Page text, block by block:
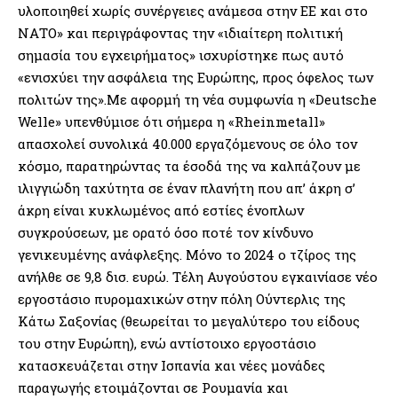
υλοποιηθεί χωρίς συνέργειες ανάμεσα στην ΕΕ και στο
ΝΑΤΟ» και περιγράφοντας την «ιδιαίτερη πολιτική
σημασία του εγχειρήματος» ισχυρίστηκε πως αυτό
«ενισχύει την ασφάλεια της Ευρώπης, προς όφελος των
πολιτών της».Με αφορμή τη νέα συμφωνία η «Deutsche
Welle» υπενθύμισε ότι σήμερα η «Rheinmetall»
απασχολεί συνολικά 40.000 εργαζόμενους σε όλο τον
κόσμο, παρατηρώντας τα έσοδά της να καλπάζουν με
ιλιγγιώδη ταχύτητα σε έναν πλανήτη που απ’ άκρη σ’
άκρη είναι κυκλωμένος από εστίες ένοπλων
συγκρούσεων, με ορατό όσο ποτέ τον κίνδυνο
γενικευμένης ανάφλεξης. Μόνο το 2024 ο τζίρος της
ανήλθε σε 9,8 δισ. ευρώ. Τέλη Αυγούστου εγκαινίασε νέο
εργοστάσιο πυρομαχικών στην πόλη Ούντερλις της
Κάτω Σαξονίας (θεωρείται το μεγαλύτερο του είδους
του στην Ευρώπη), ενώ αντίστοιχο εργοστάσιο
κατασκευάζεται στην Ισπανία και νέες μονάδες
παραγωγής ετοιμάζονται σε Ρουμανία και